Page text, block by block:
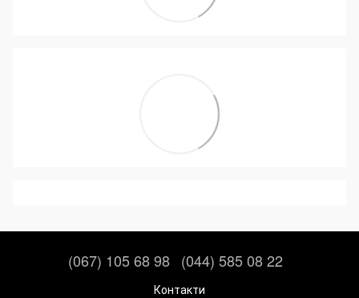
(067) 105 68 98 (044) 585 08 22
Контакти